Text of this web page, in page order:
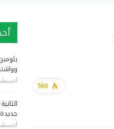
560
أغسطس 5,
جديدة
أغسطس 5,